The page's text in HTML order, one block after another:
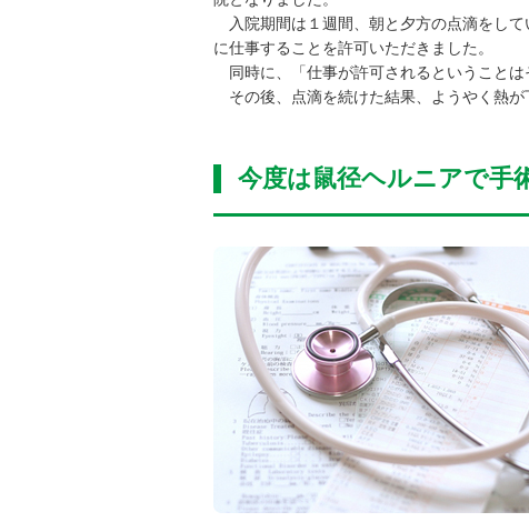
入院期間は１週間、朝と夕方の点滴をし
に仕事することを許可いただきました。
同時に、「仕事が許可されるということは
その後、点滴を続けた結果、ようやく熱が
今度は鼠径ヘルニアで